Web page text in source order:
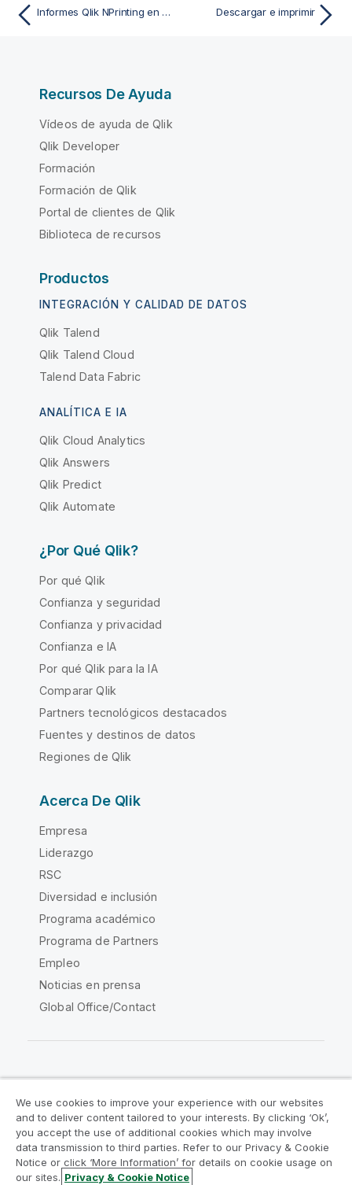
Informes Qlik NPrinting en Qlik Sense Descargar e imprimir
Recursos De Ayuda
Vídeos de ayuda de Qlik
Qlik Developer
Formación
Formación de Qlik
Portal de clientes de Qlik
Biblioteca de recursos
Productos
INTEGRACIÓN Y CALIDAD DE DATOS
Qlik Talend
Qlik Talend Cloud
Talend Data Fabric
ANALÍTICA E IA
Qlik Cloud Analytics
Qlik Answers
Qlik Predict
Qlik Automate
¿Por Qué Qlik?
Por qué Qlik
Confianza y seguridad
Confianza y privacidad
Confianza e IA
Por qué Qlik para la IA
Comparar Qlik
Partners tecnológicos destacados
Fuentes y destinos de datos
Regiones de Qlik
Acerca De Qlik
Empresa
Liderazgo
RSC
Diversidad e inclusión
Programa académico
Programa de Partners
Empleo
Noticias en prensa
Global Office/Contact
Acuerdos legales
Condiciones del producto
Legal Policies
Política legal
Condiciones de uso
Marcas comerciales
We use cookies to improve your experience with our websites
and to deliver content tailored to your interests. By clicking ‘Ok’,
you accept the use of additional cookies which may involve
data transmission to third parties. Refer to our Privacy & Cookie
Notice or click ‘More Information’ for details on cookie usage on
our sites. Privacy & Cookie Notice